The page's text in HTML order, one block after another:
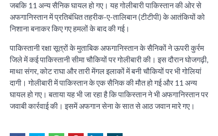
जबकि 11 अन्य सैनिक घायल हो गए। यह गोलीबारी पाकिस्तान की ओर से
अफगानिस्तान में प्रतिबंधित तहरीक-ए-तालिबान (टीटीपी) के आतंकियों को
निशाना बनाकर किए गए हमलों के बाद की गई।
पाकिस्तानी रक्षा सूत्रों के मुताबिक अफगानिस्तान के सैनिकों ने ऊपरी कुर्रम
जिले में कई पाकिस्तानी सीमा चौकियों पर गोलीबारी की। इस दौरान घोजगढ़ी,
माथा संगर, कोट राघा और तारी मेंगल इलाकों में बनी चौकियों पर भी गोलियां
दागी। गोलीबारी में पाकिस्तान के एक सैनिक की मौत हो गई और 11 अन्य
घायल हो गए। बताया यह भी जा रहा है कि पाकिस्तान ने भी अफगानिस्तान पर
जवाबी कार्रवाई की। इसमें अफगान सेना के सात से आठ जवान मारे गए।